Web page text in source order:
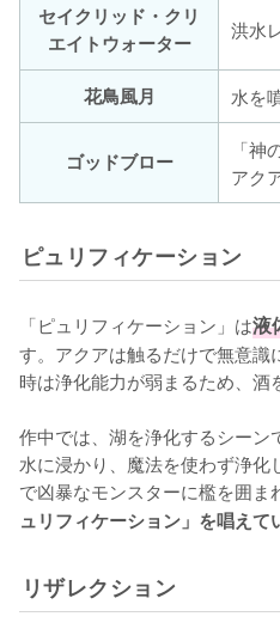
セイクリッド・クリ
エイトウォーター
洪水
花鳥風月 水を
ゴッドブロー
「
アク
ピュリフィケーション
「ピュリフィケーション」は液
す。アクアは触るだけで無意
時は浄化能力が弱まるため、酒
作中では、湖を浄化するシーン
水に浸かり、魔法を使わず浄
で凶暴なモンスターに檻を囲ま
ュリフィケーション」を唱えて
リザレクション